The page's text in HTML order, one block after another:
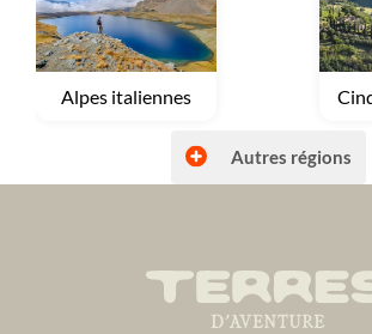
Voyage
Alpes italiennes
Dolomites
Autres régions